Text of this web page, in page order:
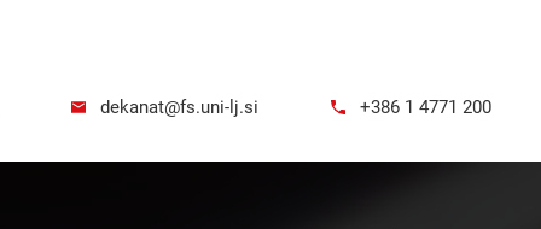
dekanat@fs.uni-lj.si +386 1 4771 200